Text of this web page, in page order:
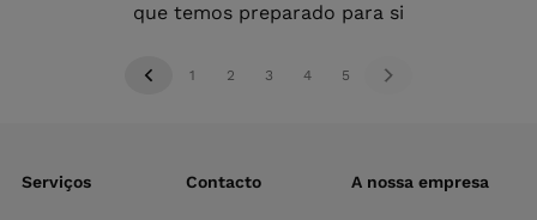
que temos preparado para si
1 2 3 4 5
Serviços Contacto A nossa empresa